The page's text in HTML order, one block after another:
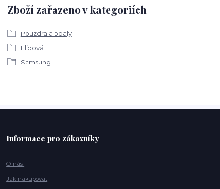
Zboží zařazeno v kategoriích
Pouzdra a obaly
Flipová
Samsung
Informace pro zákazníky
O nás
Jak nakupovat